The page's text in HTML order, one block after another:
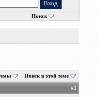
Поиск
Поиск в этой теме
#1